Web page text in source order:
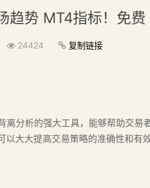
趋势 MT4指标！免费
24424 复制链接
离分析的强大工具，能够帮助交易
大大提高交易策略的准确性和有